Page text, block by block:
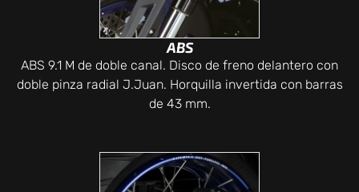
ABS
ABS 9.1 M de doble canal. Disco de freno delantero con
doble pinza radial J.Juan. Horquilla invertida con barras
de 43 mm.